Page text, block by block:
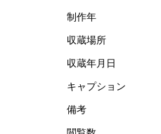
制作年
収蔵場所
収蔵年月日
キャプション
備考